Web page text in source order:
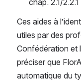
chap. 2.1/
Ces aides à
utiles par des
Confédération et
préciser que
automatique du